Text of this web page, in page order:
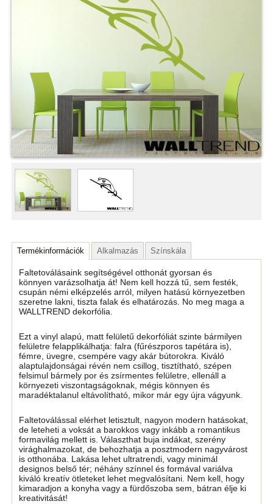
Termékinformációk Alkalmazás Színskála
Faltetoválásaink segítségével otthonát gyorsan és
könnyen varázsolhatja át! Nem kell hozzá tű, sem festék,
csupán némi elképzelés arról, milyen hatású környezetben
szeretne lakni, tiszta falak és elhatározás. No meg maga a
WALLTREND dekorfólia.
Ezt a vinyl alapú, matt felületű dekorfóliát szinte bármilyen
felületre felapplikálhatja: falra (fűrészporos tapétára is),
fémre, üvegre, csempére vagy akár bútorokra. Kiváló
alaptulajdonságai révén nem csillog, tisztítható, szépen
felsimul bármely por és zsírmentes felületre, ellenáll a
környezeti viszontagságoknak, mégis könnyen és
maradéktalanul eltávolítható, mikor már egy újra vágyunk.
Faltetoválással elérhet letisztult, nagyon modern hatásokat,
de leteheti a voksát a barokkos vagy inkább a romantikus
formavilág mellett is. Választhat buja indákat, szerény
virághalmazokat, de behozhatja a posztmodern nagyvárost
is otthonába. Lakása lehet ultratrendi, vagy minimál
designos belső tér; néhány színnel és formával variálva
kiváló kreatív ötleteket lehet megvalósítani. Nem kell, hogy
kimaradjon a konyha vagy a fürdőszoba sem, bátran élje ki
kreativitását!